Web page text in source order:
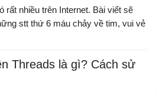
rất nhiều trên Internet. Bài viết sẽ
stt thứ 6 máu chảy về tim, vui vẻ
Threads là gì? Cách sử